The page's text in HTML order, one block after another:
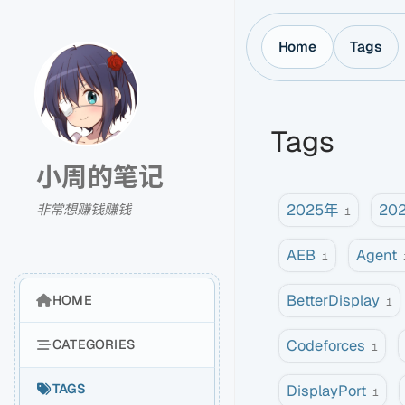
小周的笔记
非常想赚钱赚钱
HOME
CATEGORIES
TAGS
Home Tags
Tags
2025年 1
AEB 1 Agent
BetterDisplay 1
Codeforces 1
DisplayPort 1